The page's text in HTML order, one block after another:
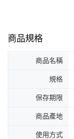
商品規格
商品名稱
規格
保存期限
商品產地
使用方式